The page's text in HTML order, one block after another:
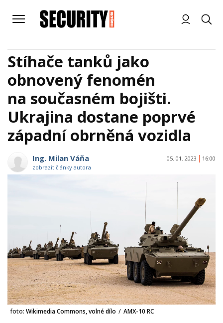
Stíhače tanků jako
obnovený fenomén
na současném bojišti.
Ukrajina dostane poprvé
západní obrněná vozidla
Ing. Milan Váňa
zobrazit články autora
05. 01. 2023 16:00
foto: Wikimedia Commons, volné dílo / AMX-10 RC